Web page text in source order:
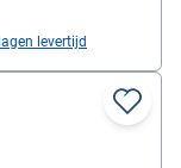
levertijd